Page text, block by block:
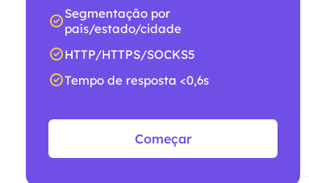
Segmentação por
país/estado/cidade
HTTP/HTTPS/SOCKS5
Tempo de resposta <0,6s
Começar